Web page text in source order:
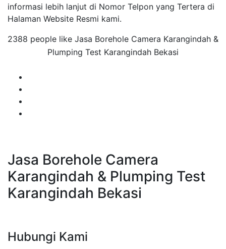
informasi lebih lanjut di Nomor Telpon yang Tertera di
Halaman Website Resmi kami.
2388 people like Jasa Borehole Camera Karangindah &
Plumping Test Karangindah Bekasi
Jasa Borehole Camera
Karangindah & Plumping Test
Karangindah Bekasi
Hubungi Kami